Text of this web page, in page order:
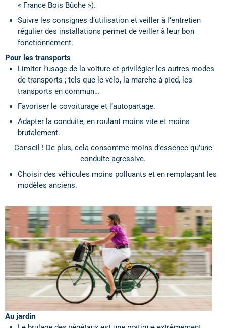
« France Bois Bûche »).
Suivre les consignes d’utilisation et veiller à l’entretien
régulier des installations permet de veiller à leur bon
fonctionnement.
Pour les transports
Limiter l’usage de la voiture et privilégier les autres modes
de transports ; tels que le vélo, la marche à pied, les
transports en commun…
Favoriser le covoiturage et l’autopartage.
Adapter la conduite, en roulant moins vite et moins
brutalement.
Conseil ! De plus, cela consomme moins d’essence qu’une
conduite agressive.
Choisir des véhicules moins polluants et en remplaçant les
modèles anciens.
Au jardin